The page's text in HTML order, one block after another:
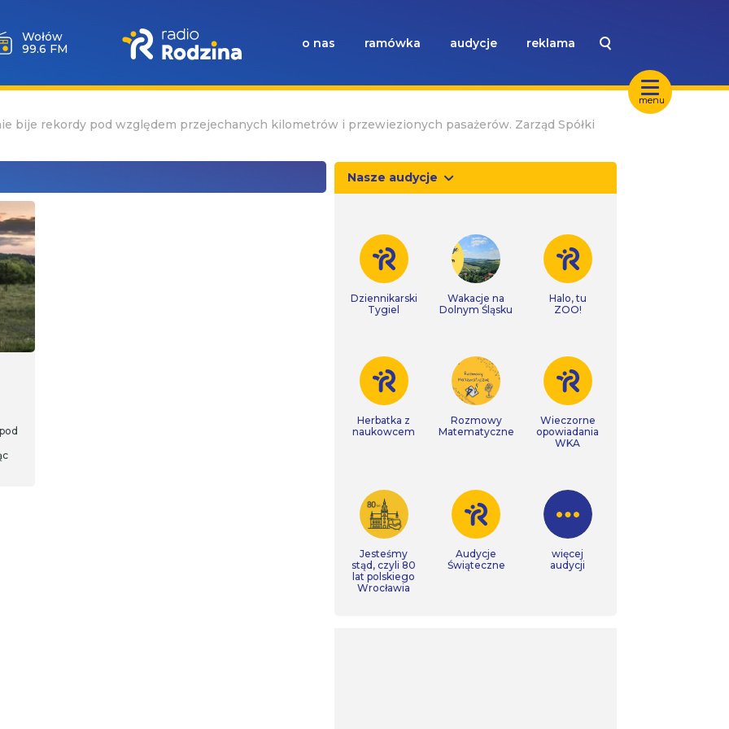
menu
Wołów
99.6 FM
o nas ramówka audycje reklama
bije rekordy pod względem przejechanych kilometrów i przewiezionych pasażerów. Zarząd Spółki
Nasze audycje
Dziennikarski
Tygiel
Wakacje na
Dolnym Śląsku
Halo, tu
ZOO!
Herbatka z
naukowcem
Rozmowy
Matematyczne
Wieczorne
opowiadania
WKA
Jesteśmy
stąd, czyli 80
lat polskiego
Wrocławia
Audycje
Świąteczne
więcej
audycji